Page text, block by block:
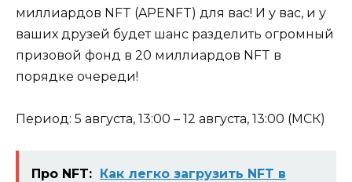
миллиардов NFT (APENFT) для вас! И у вас, и у
ваших друзей будет шанс разделить огромный
призовой фонд в 20 миллиардов NFT в
порядке очереди!
Период: 5 августа, 13:00 – 12 августа, 13:00 (МСК)
Про NFT: Как легко загрузить NFT в